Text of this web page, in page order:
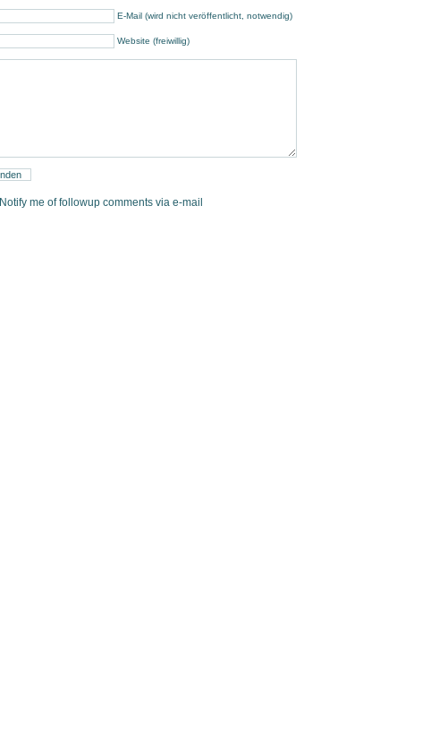
E-Mail (wird nicht veröffentlicht, notwendig)
Website (freiwillig)
Notify me of followup comments via e-mail